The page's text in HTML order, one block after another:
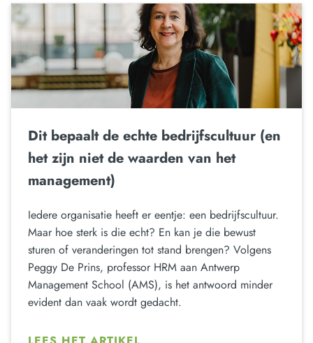
Dit bepaalt de echte bedrijfscultuur (en
het zijn niet de waarden van het
management)
Iedere organisatie heeft er eentje: een bedrijfscultuur.
Maar hoe sterk is die echt? En kan je die bewust
sturen of veranderingen tot stand brengen? Volgens
Peggy De Prins, professor HRM aan Antwerp
Management School (AMS), is het antwoord minder
evident dan vaak wordt gedacht.